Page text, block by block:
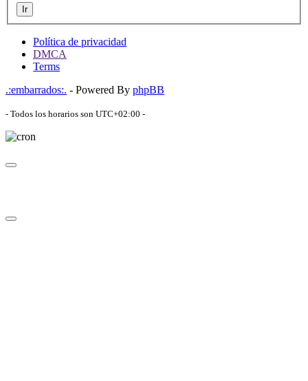
Ir
Política de privacidad
DMCA
Terms
.:embarrados:. - Powered By phpBB
- Todos los horarios son UTC+02:00 -